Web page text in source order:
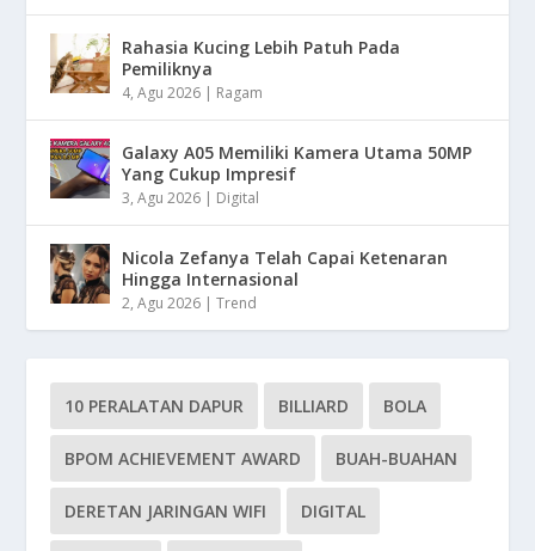
Rahasia Kucing Lebih Patuh Pada
Pemiliknya
4, Agu 2026 Ragam
Galaxy A05 Memiliki Kamera Utama 50MP
Yang Cukup Impresif
3, Agu 2026 Digital
Nicola Zefanya Telah Capai Ketenaran
Hingga Internasional
2, Agu 2026 |Trend
10 PERALATAN DAPUR BILLIARD BOLA
BPOM ACHIEVEMENT AWARD BUAH-BUAHAN
DERETAN JARINGAN WIFI DIGITAL